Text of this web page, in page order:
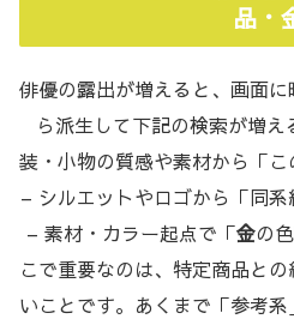
品・
俳優の露出が増えると、画面
ら派生して下記の検索が増
装・小物の質感や素材から「
– シルエットやロゴから「同系
– 素材・カラー起点で「金の
こで重要なのは、特定商品と
いことです。あくまで「参考